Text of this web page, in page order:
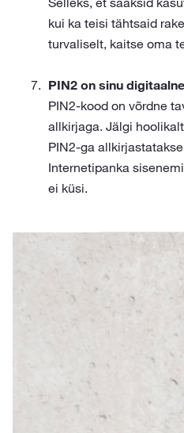
kui ka teisi tähtsaid
turvaliselt, kaitse oma
PIN2 on sinu
PIN2-kood on võrdne
allkirjaga. Jälgi
PIN2-ga
Internetipanka
ei küsi.